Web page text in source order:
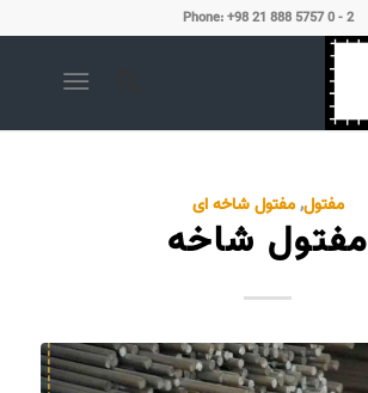
Phone: +98 21 888 5757 0 - 2
مفتول,مفتول شاخه ای
مفتول شاخه